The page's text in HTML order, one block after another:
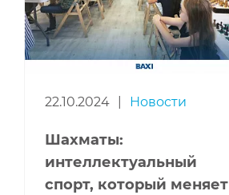
22.10.2024 Новости
Шахматы:
интеллектуальный
спорт, который меняет